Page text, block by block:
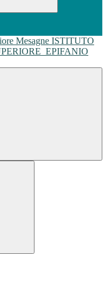
ISTITUTO
EPIFANIO